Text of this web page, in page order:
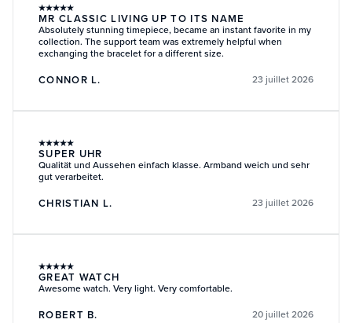
★★★★★
MR CLASSIC LIVING UP TO ITS NAME
Absolutely stunning timepiece, became an instant favorite in my
collection. The support team was extremely helpful when
exchanging the bracelet for a different size.
CONNOR L. 23 juillet 2026
★★★★★
SUPER UHR
Qualität und Aussehen einfach klasse. Armband weich und sehr
gut verarbeitet.
CHRISTIAN L. 23 juillet 2026
★★★★★
GREAT WATCH
Awesome watch. Very light. Very comfortable.
ROBERT B. 20 juillet 2026